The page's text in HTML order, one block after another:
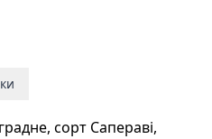
сорт Сапераві,